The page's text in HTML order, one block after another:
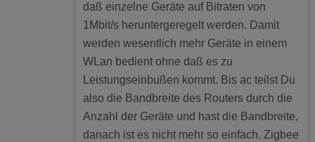
daß einzelne Geräte auf Bitraten von
1Mbit/s heruntergeregelt werden. Damit
werden wesentlich mehr Geräte in einem
WLan bedient ohne daß es zu
Leistungseinbußen kommt. Bis ac teilst Du
also die Bandbreite des Routers durch die
Anzahl der Geräte und hast die Bandbreite,
danach ist es nicht mehr so einfach. Zigbee